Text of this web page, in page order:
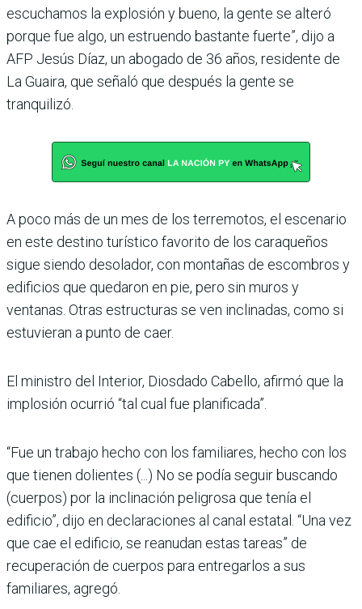
escuchamos la explosión y bueno, la gente se alteró
porque fue algo, un estruendo bastante fuerte”, dijo a
AFP Jesús Díaz, un abogado de 36 años, residente de
La Guaira, que señaló que después la gente se
tranquilizó.
A poco más de un mes de los terremotos, el escenario
en este destino turístico favorito de los caraqueños
sigue siendo desolador, con montañas de escombros y
edificios que quedaron en pie, pero sin muros y
ventanas. Otras estructuras se ven inclinadas, como si
estuvieran a punto de caer.
El ministro del Interior, Diosdado Cabello, afirmó que la
implosión ocurrió “tal cual fue planificada”.
“Fue un trabajo hecho con los familiares, hecho con los
que tienen dolientes (...) No se podía seguir buscando
(cuerpos) por la inclinación peligrosa que tenía el
edificio”, dijo en declaraciones al canal estatal. “Una vez
que cae el edificio, se reanudan estas tareas” de
recuperación de cuerpos para entregarlos a sus
familiares, agregó.